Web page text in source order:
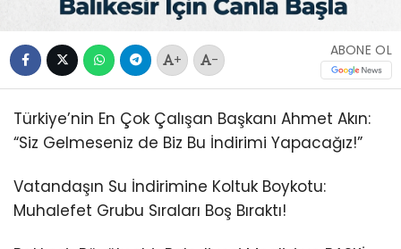
+ -
ABONE OL
Türkiye’nin En Çok Çalışan Başkanı Ahmet Akın:
“Siz Gelmeseniz de Biz Bu İndirimi Yapacağız!”
Vatandaşın Su İndirimine Koltuk Boykotu:
Muhalefet Grubu Sıraları Boş Bıraktı!